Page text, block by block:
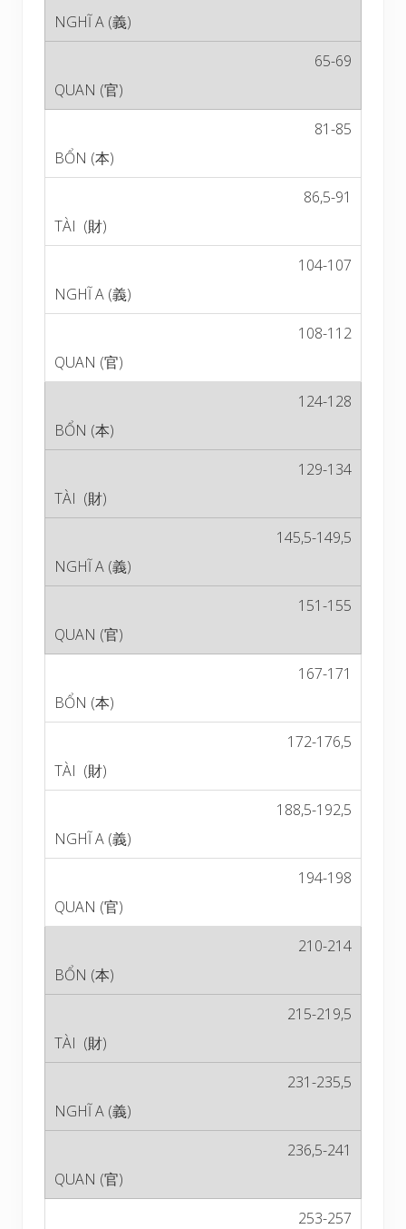
65-69
81-85
86,5-91
104-107
108-112
124-128
129-134
145,5-149,5
151-155
167-171
172-176,5
188,5-192,5
194-198
210-214
215-219,5
231-235,5
236,5-241
253-257